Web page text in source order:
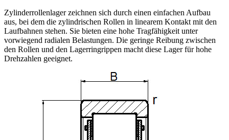
Zylinderrollenlager zeichnen sich durch einen einfachen Aufbau
aus, bei dem die zylindrischen Rollen in linearem Kontakt mit den
Laufbahnen stehen. Sie bieten eine hohe Tragfähigkeit unter
vorwiegend radialen Belastungen. Die geringe Reibung zwischen
den Rollen und den Lagerringrippen macht diese Lager für hohe
Drehzahlen geeignet.